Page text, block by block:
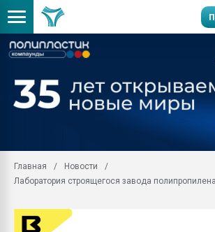
Главная
Новости
Лаборатория строящегося завода